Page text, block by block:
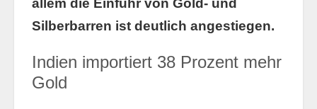
Silberbarren ist deutlich angestiegen.
Indien importiert 38 Prozent mehr
Gold